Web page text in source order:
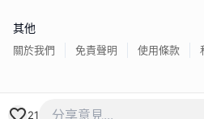
21
其他
關於我們 免責聲明 使用條款
香港經濟日報版權所有©